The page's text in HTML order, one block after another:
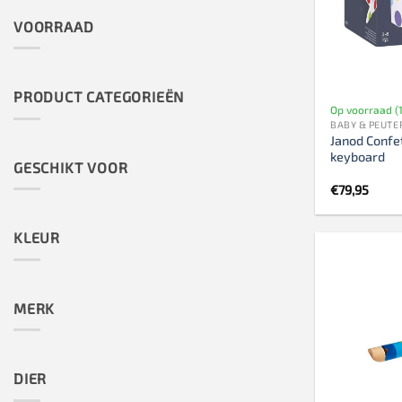
VOORRAAD
PRODUCT CATEGORIEËN
GESCHIKT VOOR
KLEUR
MERK
DIER
Op voorraad
BABY &
Janod
keyboard
€79,95